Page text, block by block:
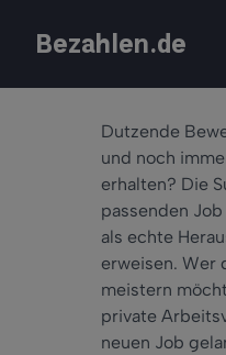
Bezahlen.de
Dutzende
und noch
erhalten? Die
passenden
als echte
erweisen. Wer
meistern
private
neuen Job